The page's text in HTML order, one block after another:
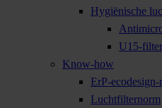
Hygiënische
U15-
Know-how
ErP-
Luchtfilternorm